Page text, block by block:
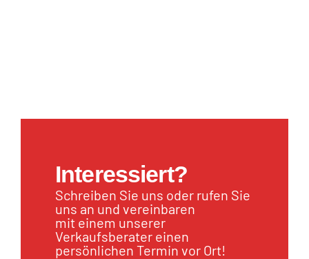
Interessiert?
Schreiben Sie uns oder rufen Sie
uns an und vereinbaren
mit einem unserer
Verkaufsberater einen
persönlichen Termin vor Ort!